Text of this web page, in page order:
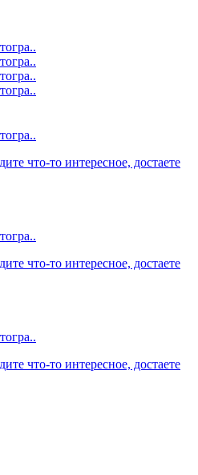
что-то интересное, достаете
что-то интересное, достаете
что-то интересное, достаете